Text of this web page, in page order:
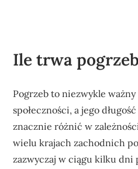
Ile trwa
Pogrzeb to niezwykle
społeczności, a jego
znacznie różnić w
wielu krajach zachodnich
zazwyczaj w ciągu kilku dni